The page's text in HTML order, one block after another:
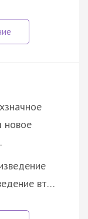
новое
вт…